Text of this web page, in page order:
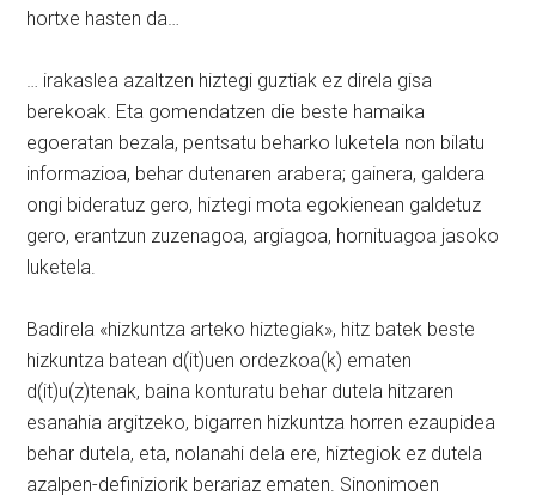
hortxe hasten da…
… irakaslea azaltzen hiztegi guztiak ez direla gisa
berekoak. Eta gomendatzen die beste hamaika
egoeratan bezala, pentsatu beharko luketela non bilatu
informazioa, behar dutenaren arabera; gainera, galdera
ongi bideratuz gero, hiztegi mota egokienean galdetuz
gero, erantzun zuzenagoa, argiagoa, hornituagoa jasoko
luketela.
Badirela «hizkuntza arteko hiztegiak», hitz batek beste
hizkuntza batean d(it)uen ordezkoa(k) ematen
d(it)u(z)tenak, baina konturatu behar dutela hitzaren
esanahia argitzeko, bigarren hizkuntza horren ezaupidea
behar dutela, eta, nolanahi dela ere, hiztegiok ez dutela
azalpen-definiziorik berariaz ematen. Sinonimoen